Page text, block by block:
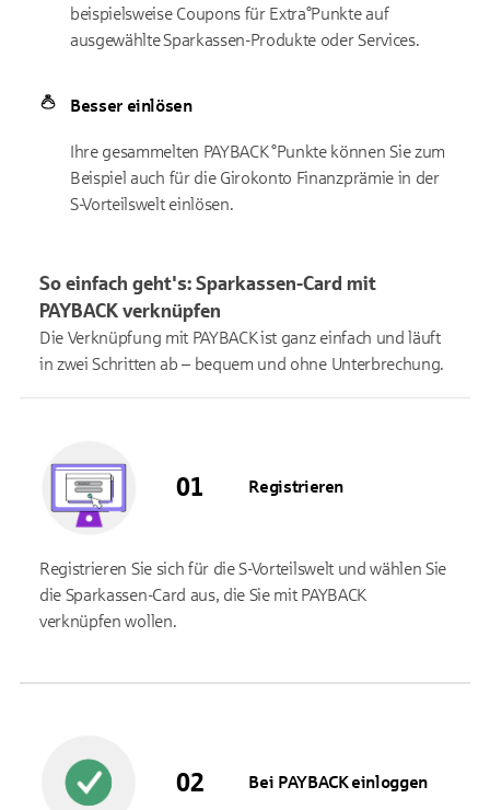
beispielsweise Coupons für Extra°Punkte auf
ausgewählte Sparkassen-Produkte oder Services.
Besser einlösen
Ihre gesammelten PAYBACK °Punkte können Sie zum
Beispiel auch für die Girokonto Finanzprämie in der
S-Vorteilswelt einlösen.
So einfach geht's: Sparkassen-Card mit
PAYBACK verknüpfen
Die Verknüpfung mit PAYBACK ist ganz einfach und läuft
in zwei Schritten ab – bequem und ohne Unterbrechung.
Registrieren
Registrieren Sie sich für die S-Vorteilswelt und wählen Sie
die Sparkassen-Card aus, die Sie mit PAYBACK
verknüpfen wollen.
Bei PAYBACK einloggen